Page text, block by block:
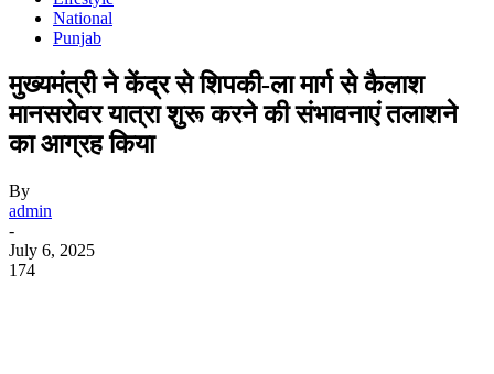
National
Punjab
मुख्यमंत्री ने केंद्र से शिपकी-ला मार्ग से कैलाश
मानसरोवर यात्रा शुरू करने की संभावनाएं तलाशने
का आग्रह किया
By
admin
-
July 6, 2025
174